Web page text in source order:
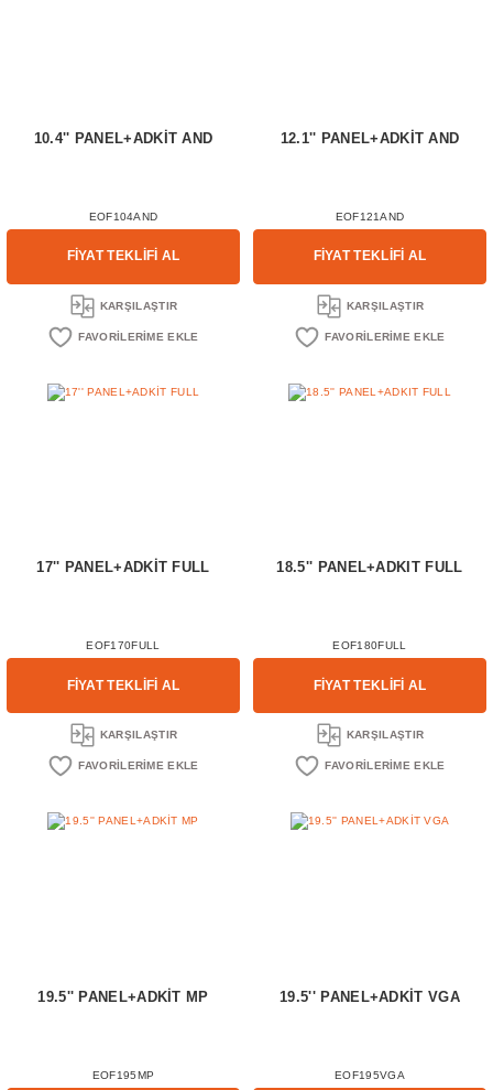
10.4'' PANEL+ADKİT AND
EOF104AND
FİYAT TEKLİFİ AL
KARŞILAŞTIR
12.1'' PANEL+ADKİT AND
EOF121AND
FİYAT TEKLİFİ AL
KARŞILAŞTIR
17'' PANEL+ADKİT FULL
EOF170FULL
FİYAT TEKLİFİ AL
KARŞILAŞTIR
18.5'' PANEL+ADKIT FULL
EOF180FULL
FİYAT TEKLİFİ AL
KARŞILAŞTIR
19.5'' PANEL+ADKİT MP
EOF195MP
19.5'' PANEL+ADKİT VGA
EOF195VGA